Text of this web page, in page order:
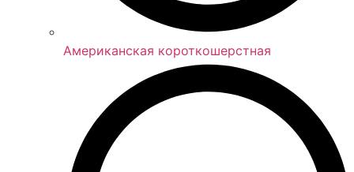
Американская короткошерстная